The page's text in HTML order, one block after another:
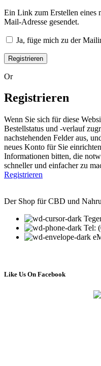
Ein Link zum Erstellen eines
Mail-Adresse gesendet.
Ja, füge mich zu der
Registrieren
Or
Registrieren
Wenn Sie sich für diese
Bestellstatus und -verlauf
nachstehenden Felder aus,
neues Konto für Sie
Informationen bitten, die
schneller und einfacher zu
Registrieren
Der Shop für CBD und
Tel:
Like Us On Facebook